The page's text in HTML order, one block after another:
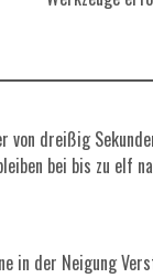
von dreißig
bei bis zu elf
in der Neigung